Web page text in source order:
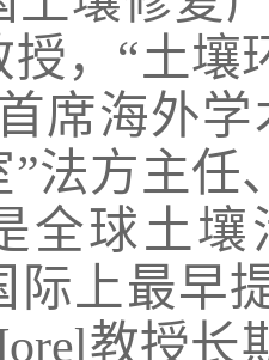
授，“土壤
席海外
法方主任
全球土
际上最早
教授长